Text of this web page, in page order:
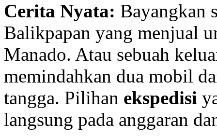
Cerita Nyata: Bayangkan
Balikpapan yang menjual
Manado. Atau sebuah
memindahkan dua mobil
tangga. Pilihan ekspedisi
langsung pada anggaran